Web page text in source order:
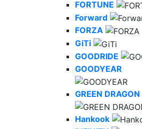
FORTUNE
Forward
FORZA
GiTi
GOODRIDE
GOODYEAR
GREEN DRAGON
Hankook